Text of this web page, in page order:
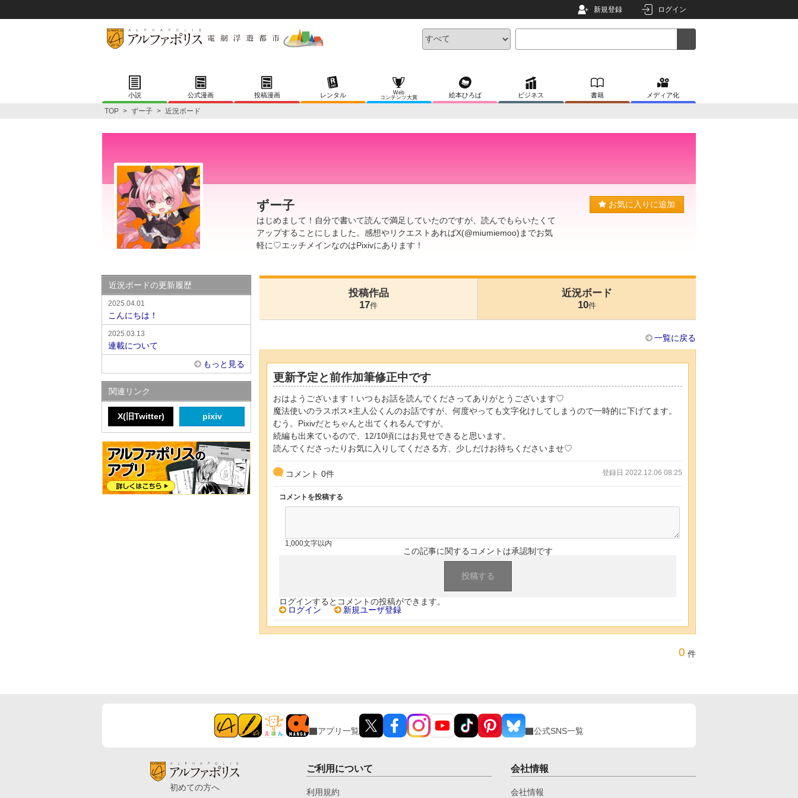
新規登録 ログイン
小説 公式漫画 投稿漫画 レンタル
Web
コンテンツ大賞
絵本ひろば ビジネス 書籍 メディア化
TOP > ずー子 > 近況ボード
ずー子
はじめまして！自分で書いて読んで満足していたのですが、読んでもらいたくて
アップすることにしました。感想やリクエストあればX(@miumiemoo)までお気
軽に♡エッチメインなのはPixivにあります！
お気に入りに追加
投稿作品
17件
近況ボード
10件
一覧に戻る
更新予定と前作加筆修正中です
おはようございます！いつもお話を読んでくださってありがとうございます♡
魔法使いのラスボス×主人公くんのお話ですが、何度やっても文字化けしてしまうので一時的に下げてます。
むう。Pixivだとちゃんと出てくれるんですが。
続編も出来ているので、12/10頃にはお見せできると思います。
読んでくださったりお気に入りしてくださる方、少しだけお待ちくださいませ♡
コメント 0件 登録日 2022.12.06 08:25
コメントを投稿する
1,000文字以内
この記事に関するコメントは承認制です
ログインするとコメントの投稿ができます。
ログイン
新規ユーザ登録
0 件
近況ボードの更新履歴
2025.04.01
こんにちは！
2025.03.13
連載について
もっと見る
関連リンク
X(旧Twitter) pixiv
アプリ一覧 公式SNS一覧
初めての方へ
ご利用について
利用規約
会社情報
会社情報